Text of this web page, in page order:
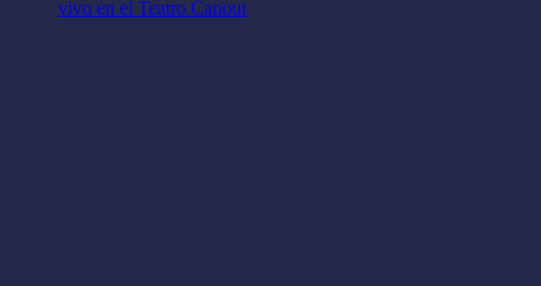
vivo en el Teatro Canout